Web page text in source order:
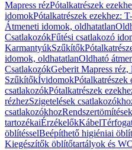
Mapress rézPótalkatrészek
idomokPótalkatrészek ezekhez:
Átmeneti idomok, oldhatatlan
CsatlakozókFűtési csatlakozó
KarmantyúkSzűkítők
idomok, oldhatatlanOldható
CsatlakozókGeberit Mapress
SzűkítőkÍvidomok
csatlakozókPótalkatrészek
rézhezSzigetelések
csatlakozókhozRendszertömítések
tartozékaiÉrzékelőkKábel
öblítésselBeépíthető higiéniai
Kiegészítők öblítőtartályok és